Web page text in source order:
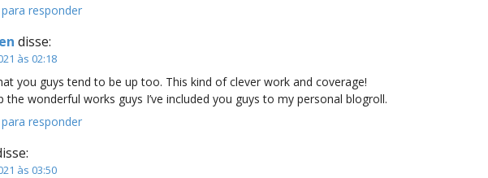
responder
disse:
às 02:18
you guys tend to be up too. This kind of clever work and coverage!
the wonderful works guys I’ve included you guys to my personal blogroll.
responder
às 03:50